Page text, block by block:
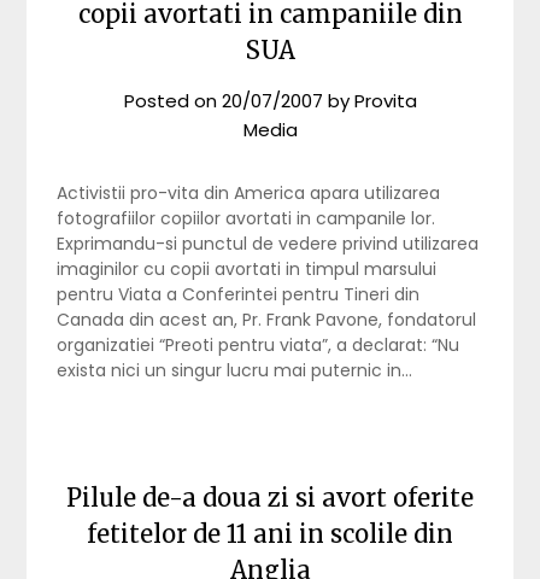
copii avortati in campaniile din
SUA
Posted on20/07/2007 byProvita
Media
Activistii pro-vita din America apara utilizarea
fotografiilor copiilor avortati in campanile lor.
Exprimandu-si punctul de vedere privind utilizarea
imaginilor cu copii avortati in timpul marsului
pentru Viata a Conferintei pentru Tineri din
Canada din acest an, Pr. Frank Pavone, fondatorul
organizatiei “Preoti pentru viata”, a declarat: “Nu
exista nici un singur lucru mai puternic in…
Pilule de-a doua zi si avort oferite
fetitelor de 11 ani in scolile din
Anglia